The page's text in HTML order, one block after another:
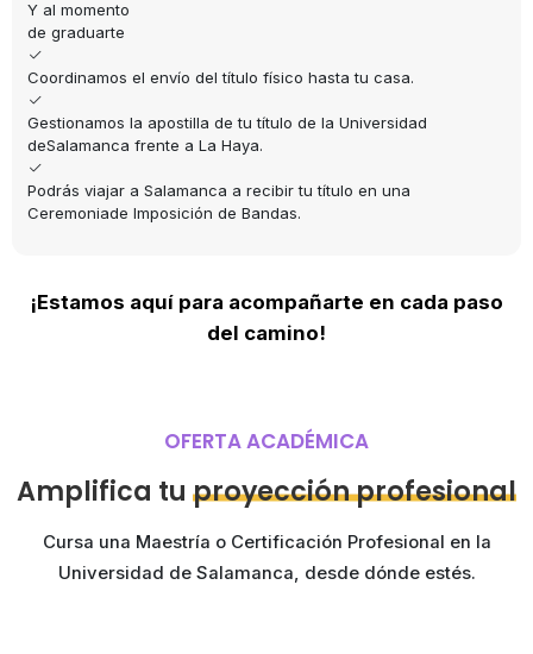
Y al momento
de graduarte
Coordinamos el envío del título físico hasta tu casa.
Gestionamos la apostilla de tu título de la Universidad
deSalamanca frente a La Haya.
Podrás viajar a Salamanca a recibir tu título en una
Ceremoniade Imposición de Bandas.
¡Estamos aquí para acompañarte en cada paso
del camino!
OFERTA ACADÉMICA
Amplifica tu proyección profesional
Cursa una Maestría o Certificación Profesional en la
Universidad de Salamanca, desde dónde estés.